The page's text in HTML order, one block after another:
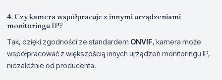
4. Czy kamera współpracuje z innymi urządzeniami
monitoringu IP?
Tak, dzięki zgodności ze standardem ONVIF, kamera może
współpracować z większością innych urządzeń monitoringu IP,
niezależnie od producenta.